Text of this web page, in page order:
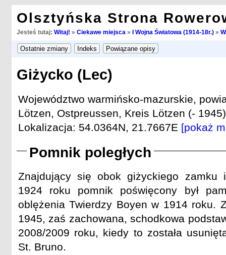
Olsztyńska Strona
Jesteś tutaj: Witaj! » Ciekawe miejsca » I Wojna Światowa (1914-18r.)»
Giżycko (Lec)
Województwo warmińsko-mazurskie,
Lötzen, Ostpreussen, Kreis Lötzen (-
Lokalizacja: 54.0364N, 21.7667E [pokaż
Pomnik poległych
Znajdujący się obok giżyckiego zamku
1924 roku pomnik poświęcony był
oblężenia Twierdzy Boyen w 1914 roku.
1945, zaś zachowana, schodkowa
2008/2009 roku, kiedy to została
St. Bruno.